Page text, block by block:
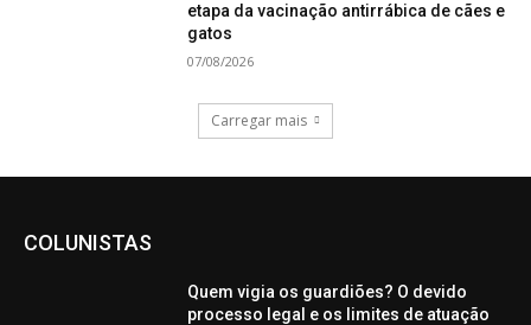
etapa da vacinação antirrábica de cães e
gatos
07/08/2026
Carregar mais
COLUNISTAS
Quem vigia os guardiões? O devido
processo legal e os limites de atuação